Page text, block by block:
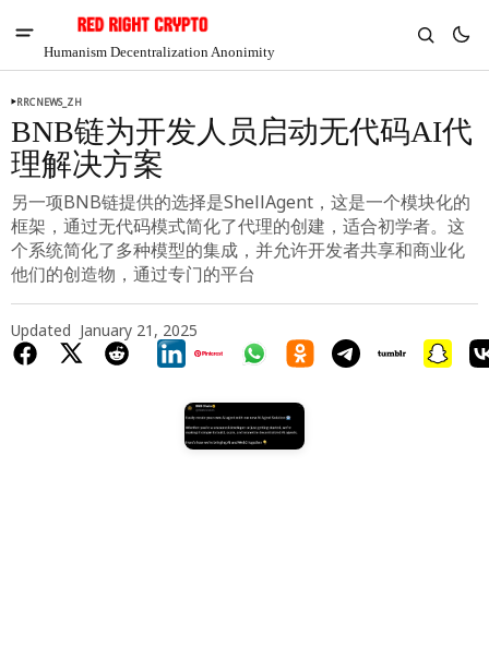
Humanism Decentralization Anonimity
RRCNEWS_ZH
BNB链为开发人员启动无代码AI代
理解决方案
另一项BNB链提供的选择是ShellAgent，这是一个模块化的
框架，通过无代码模式简化了代理的创建，适合初学者。这
个系统简化了多种模型的集成，并允许开发者共享和商业化
他们的创造物，通过专门的平台
Updated January 21, 2025